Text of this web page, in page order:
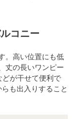
コニー
。高い位置にも低
丈の長いワンピー
どが干せて便利で
も出入りすること